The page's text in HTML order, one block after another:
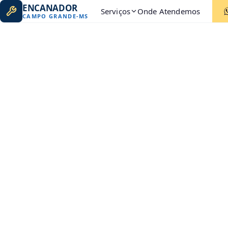
ENCANADOR
CAMPO GRANDE-MS Serviços Onde Atendemos